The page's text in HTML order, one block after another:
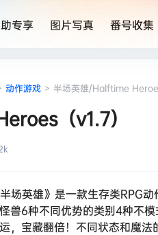
专享 图片写真 番号收集
动作游戏 > 半场英雄/Halftime
（v1.7）
场英雄》是一款生存类RPG
兽6种不同优势的类别4种不
，宝藏翻倍！不同状态和魔